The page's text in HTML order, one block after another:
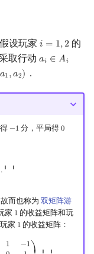
设玩家 𝑖 = 1,2
i =1, 2
的
取行动𝑎𝑖 ∈ 𝐴𝑖
ai ∈Ai
𝑎1,𝑎2)
1,a2) ．
−1
−1 分，平局得0
0
⎟ ⎟
.
而也称为 双矩阵游
家 1
1的收益矩阵和玩
家 1
1 的收益矩阵：
1 −1
01 0).